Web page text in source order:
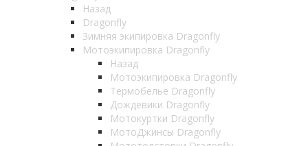
Назад
Dragonfly
Зимняя экипировка Dragonfly
Мотоэкипировка Dragonfly
Назад
Мотоэкипировка Dragonfly
Термобелье Dragonfly
Дождевики Dragonfly
Мотокуртки Dragonfly
МотоДжинсы Dragonfly